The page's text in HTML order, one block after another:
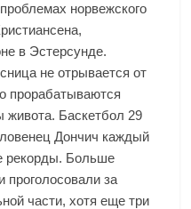
норвежского
в Эстерсунде.
не отрывается от
прорабатываются
Баскетбол 29
Дончич каждый
рекорды. Больше
проголосовали за
части, хотя еще три